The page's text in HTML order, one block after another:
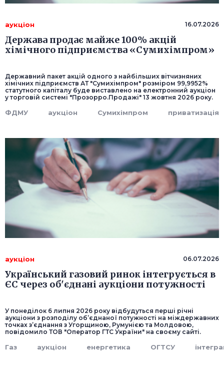
аукціон 16.07.2026
Держава продає майже 100% акцій
хімічного підприємства «Сумихімпром»
Державний пакет акцій одного з найбільших вітчизняних
хімічних підприємств АТ "Сумихімпром" розміром 99,9952%
статутного капіталу буде виставлено на електронний аукціон
у торговій системі "Прозорро.Продажі" 13 жовтня 2026 року.
ФДМУ аукціон Сумихімпром приватизація
аукціон 06.07.2026
Український газовий ринок інтегрується в
ЄС через об'єднані аукціони потужності
У понеділок 6 липня 2026 року відбудуться перші річні
аукціони з розподілу об’єднаної потужності на міждержавних
точках з’єднання з Угорщиною, Румунією та Молдовою,
повідомило ТОВ "Оператор ГТС України" на своєму сайті.
Газ аукціон енергетика ОГТСУ